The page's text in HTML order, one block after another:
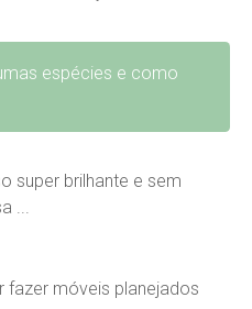
espécies e como
super brilhante e sem
...
fazer móveis planejados